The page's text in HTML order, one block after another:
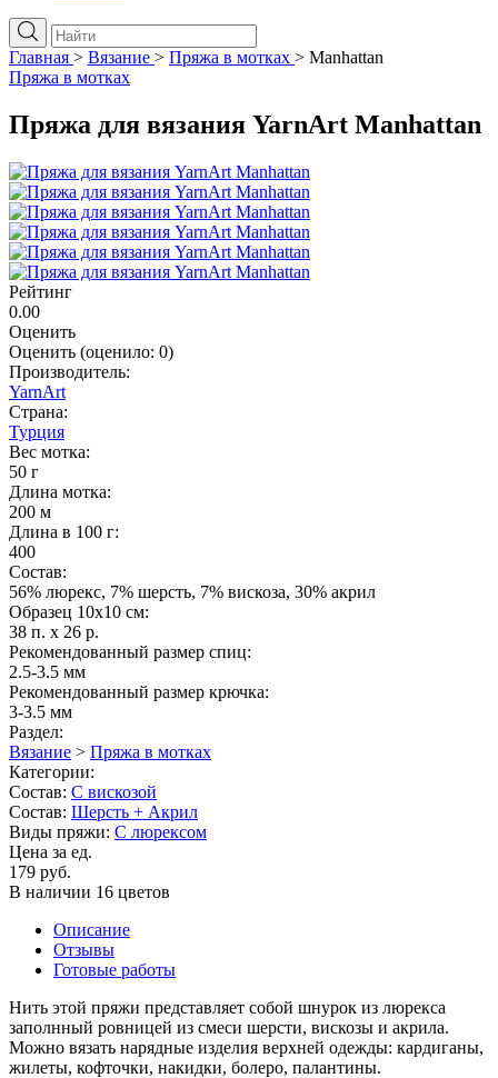
Главная > Вязание > Пряжа в мотках > Manhattan
Пряжа в мотках
Пряжа для вязания YarnArt Manhattan
Рейтинг
0.00
Оценить
Оценить (оценило: 0)
Производитель:
YarnArt
Страна:
Турция
Вес мотка:
50 г
Длина мотка:
200 м
Длина в 100 г:
400
Состав:
56% люрекс, 7% шерсть, 7% вискоза, 30% акрил
Образец 10х10 см:
38 п. x 26 р.
Рекомендованный размер спиц:
2.5-3.5 мм
Рекомендованный размер крючка:
3-3.5 мм
Раздел:
Вязание > Пряжа в мотках
Категории:
Состав: С вискозой
Состав: Шерсть + Акрил
Виды пряжи: С люрексом
Цена за ед.
179 руб.
В наличии 16 цветов
Описание
Отзывы
Готовые работы
Нить этой пряжи представляет собой шнурок из люрекса
заполнный ровницей из смеси шерсти, вискозы и акрила.
Можно вязать нарядные изделия верхней одежды: кардиганы,
жилеты, кофточки, накидки, болеро, палантины.